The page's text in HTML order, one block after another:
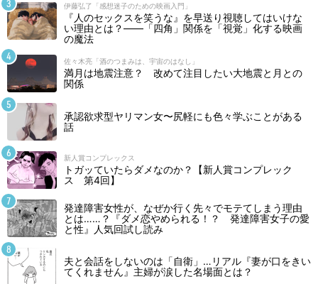
伊藤弘了「感想迷子のための映画入門」
『人のセックスを笑うな』を早送り視聴してはいけな
い理由とは？――「四角」関係を「視覚」化する映画
の魔法
佐々木亮「酒のつまみは、宇宙のはなし」
満月は地震注意？ 改めて注目したい大地震と月との
関係
承認欲求型ヤリマン女〜尻軽にも色々学ぶことがある
話
新人賞コンプレックス
トガッていたらダメなのか？【新人賞コンプレック
ス 第4回】
発達障害女性が、なぜか行く先々でモテてしまう理由
とは……？『ダメ恋やめられる！？ 発達障害女子の愛
と性』人気回試し読み
夫と会話をしないのは「自衛」…リアル『妻が口をきい
てくれません』主婦が涙した名場面とは？